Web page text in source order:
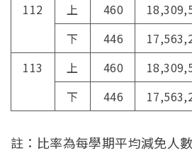
112
上 460
下
446
113
上 460
下
446
註：比率為每學期平均減免人